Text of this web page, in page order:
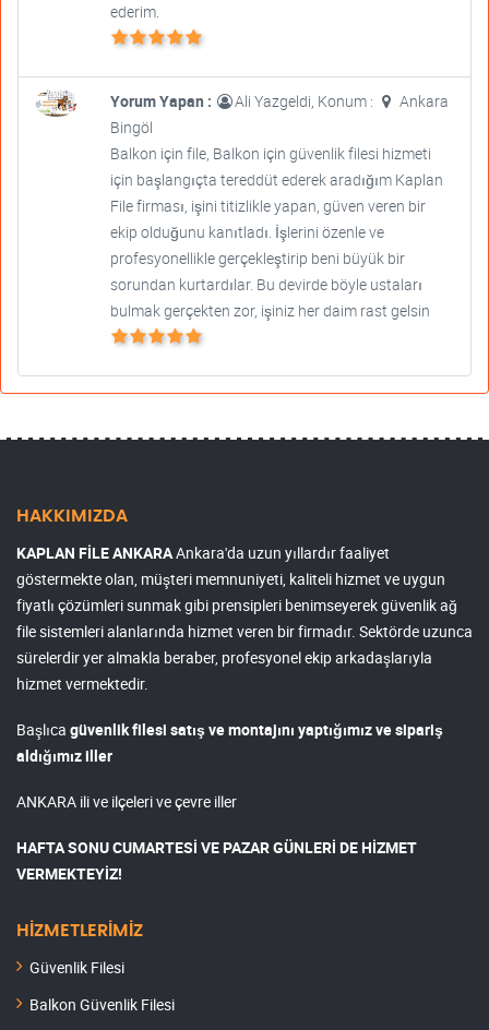
ederim.
Yorum Yapan : Ali Yazgeldi, Konum :
Ankara
Bingöl
Balkon için file, Balkon için güvenlik filesi hizmeti
için başlangıçta tereddüt ederek aradığım Kaplan
File firması, işini titizlikle yapan, güven veren bir
ekip olduğunu kanıtladı. İşlerini özenle ve
profesyonellikle gerçekleştirip beni büyük bir
sorundan kurtardılar. Bu devirde böyle ustaları
bulmak gerçekten zor, işiniz her daim rast gelsin
HAKKIMIZDA
KAPLAN FİLE ANKARAAnkara'da uzun yıllardır faaliyet
göstermekte olan, müşteri memnuniyeti, kaliteli hizmet ve uygun
fiyatlı çözümleri sunmak gibi prensipleri benimseyerek güvenlik ağ
file sistemleri alanlarında hizmet veren bir firmadır. Sektörde uzunca
sürelerdir yer almakla beraber, profesyonel ekip arkadaşlarıyla
hizmet vermektedir.
Başlıca güvenlik filesi satış ve montajını yaptığımız ve sipariş
aldığımız iller
ANKARA ili ve ilçeleri ve çevre iller
HAFTA SONU CUMARTESİ VE PAZAR GÜNLERİ DE HİZMET
VERMEKTEYİZ!
HİZMETLERİMİZ
Güvenlik Filesi
Balkon Güvenlik Filesi